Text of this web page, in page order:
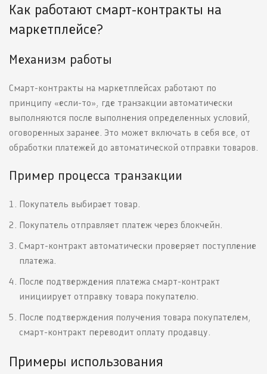
Как работают смарт-контракты на
маркетплейсе?
Механизм работы
Смарт-контракты на маркетплейсах работают по
принципу «если-то», где транзакции автоматически
выполняются после выполнения определенных условий,
оговоренных заранее. Это может включать в себя все, от
обработки платежей до автоматической отправки товаров.
Пример процесса транзакции
Покупатель выбирает товар.
Покупатель отправляет платеж через блокчейн.
Смарт-контракт автоматически проверяет поступление
платежа.
После подтверждения платежа смарт-контракт
инициирует отправку товара покупателю.
После подтверждения получения товара покупателем,
смарт-контракт переводит оплату продавцу.
Примеры использования